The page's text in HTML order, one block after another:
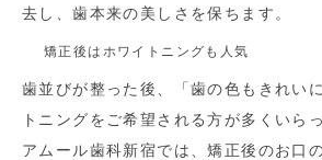
去し、歯本来の美しさを保ちます。
矯正後はホワイトニングも人気
歯並びが整った後、「歯の色もきれい
トニングをご希望される方が多くいら
アムール歯科新宿では、矯正後のお口